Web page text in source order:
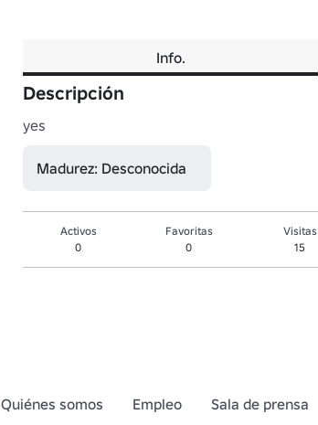
Info.
Descripción
yes
Madurez: Desconocida
Activos
0
Favoritas
0
Visitas
15
Quiénes somos Empleo Sala de prensa